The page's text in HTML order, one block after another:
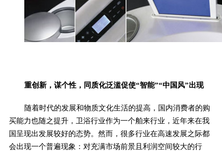
重创新，谋个性，同质化泛滥促使“智能”“中国风”出现
随着时代的发展和物质文化生活的提高，国内消费者的购
买能力也随之提升，卫浴行业作为一个舶来行业，近年来在我
国呈现出发展较好的态势。然而，很多行业在高速发展之际都
会出现一个普遍现象：对充满市场前景且利润空间较大的行